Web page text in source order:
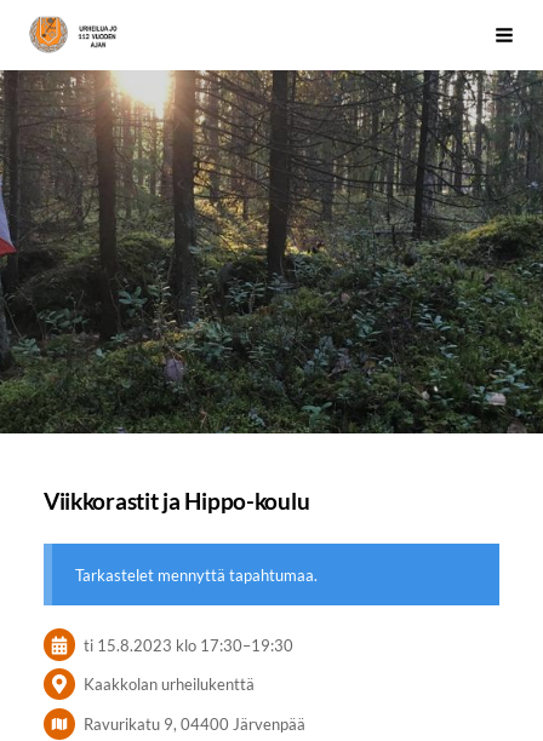
Siirry
sivun
sisältöön
Järvenpään Palo
Viikkorastit ja Hippo-koulu
Tarkastelet mennyttä tapahtumaa.
ti 15.8.2023 klo 17:30–19:30
Kaakkolan urheilukenttä
Ravurikatu 9, 04400 Järvenpää